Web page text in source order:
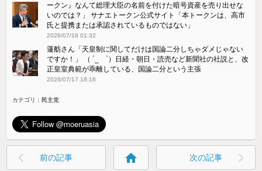
ークン』なんて総理大臣の名前を付けた暗号資産を売り出せな
いのでは？」 サナエトークン公式サイト「本トークンは、高市
氏と提携または承認されているものではない」
2026/07/18 01:32
蓮舫さん「天皇制に関してだけは国論二分しちゃダメじゃない
ですか！」 （ ´_ゝ`）日経・朝日・読売など新聞社の社説と、改
正皇室典範が乖離している、国論二分という主張
2026/07/17 18:16
カテゴリ： 民主党
前の記事 home 次の記事